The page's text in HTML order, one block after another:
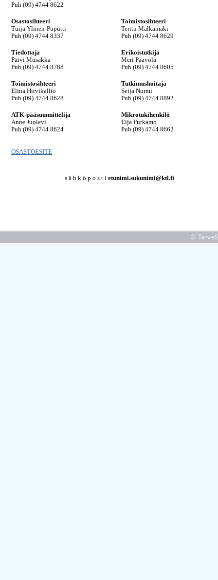
Puh (09) 4744 8622
Osastosihteeri
Tuija Ylinen-Puputti
Puh (09) 4744 8337
Toimistosihteeri
Terttu Malkamäki
Puh (09) 4744 8629
Tiedottaja
Päivi Musakka
Puh (09) 4744 8788
Erikoistutkija
Meri Paavola
Puh (09) 4744 8605
Toimistosihteeri
Elina Hirvikallio
Puh (09) 4744 8628
Tutkimushoitaja
Seija Nurmi
Puh (09) 4744 8892
ATK-pääsuunnittelija
Anne Juolevi
Puh (09) 4744 8624
Mikrotukihenkilö
Eija Purkamo
Puh (09) 4744 8662
OSASTOESITE
s ä h k ö p o s t i etunimi.sukunimi@ktl.fi
©